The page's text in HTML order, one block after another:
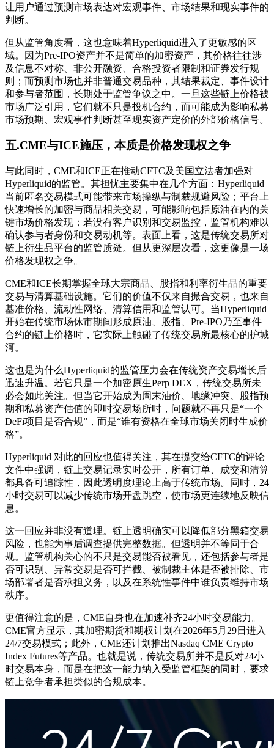
让用户通过预测市场表达对宏观事件、市场结果和现实事件的
判断。
但从监管角度看，这也意味着Hyperliquid进入了更敏感的区
域。因为Pre-IPO资产并不是简单的加密资产，其价格往往涉
及信息不对称、非公开融资、合格投资者限制和证券发行规
则；而预测市场也并非普通交易品种，其结果裁定、事件设计
和参与者范围，长期处于监管争议之中。一旦这些链上价格被
市场广泛引用，它们就不只是投机合约，而可能成为影响私募
市场预期、宏观事件判断甚至现实资产定价的外部价格信号。
五.CME与ICE施压，本质是价格发现权之争
与此同时，CME和ICE正在推动CFTC及美国立法者加强对
Hyperliquid的监管。其担忧主要集中在几个方面：Hyperliquid
当前匿名交易模式可能带来市场操纵与制裁规避风险；平台上
快速增长的加密与商品相关交易，可能影响包括原油在内的关
键市场价格发现；若没有客户识别和交易监控，监管机构难以
确认参与者身份和交易动机等。表面上看，这是传统交易所对
链上衍生品平台的监管质疑。但从更深层次看，这更像是一场
价格发现权之争。
CME和ICE长期掌握全球大宗商品、股指和利率衍生品的重要
交易与清算基础设施。它们的价值不仅来自撮合交易，也来自
基准价格、流动性网络、清算信用和监管认可。当Hyperliquid
开始在传统市场休市期间形成原油、股指、Pre-IPO乃至事件
合约的链上价格时，它实际上触碰了传统交易所最核心的护城
河。
这也是为什么Hyperliquid的监管压力会在传统资产交易增长后
迅速升温。若它只是一个加密原生Perp DEX，传统交易所未
必会如此关注。但当它开始成为周末油价、地缘冲突、股指预
期和私募资产估值的即时交易场所时，问题就不再只是“一个
DeFi项目是否合规”，而是“谁有资格在全球市场关闭时生成价
格”。
Hyperliquid 对此的回应也值得关注，其在提交给CFTC的评论
文件中强调，链上交易记录实时公开，所有订单、成交和清算
都具备可追踪性，因此透明度理论上高于传统市场。同时，24
小时交易可以减少传统市场开盘跳空，使市场更连续地反映信
息。
这一回应并非没有道理。链上透明确实可以降低部分黑箱交易
风险，也能为事后调查提供完整数据。但透明并不等同于合
规。监管机构关心的不只是交易能否被看见，还包括参与者是
否可识别、异常交易是否可拦截、被制裁主体是否被排除、市
场部署者是否承担义务，以及在系统性事件中谁负责维持市场
秩序。
更值得注意的是，CME自身也在加速补齐24小时交易能力。
CME官方显示，其加密期货和期权计划在2026年5月29日进入
24/7交易模式；此外，CME还计划推出Nasdaq CME Crypto
Index Futures等产品。也就是说，传统交易所并不是反对24小
时交易本身，而是在把这一能力纳入受监管框架的同时，要求
链上竞争者承担类似的合规成本。